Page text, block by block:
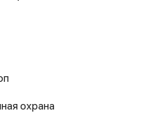
охрана